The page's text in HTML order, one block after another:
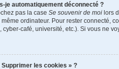
je automatiquement déconnecté ?
pas la case Se souvenir de moi lors
ordinateur. Pour rester connecté,
cyber-café, université, etc.). Si vous ne
les cookies » ?